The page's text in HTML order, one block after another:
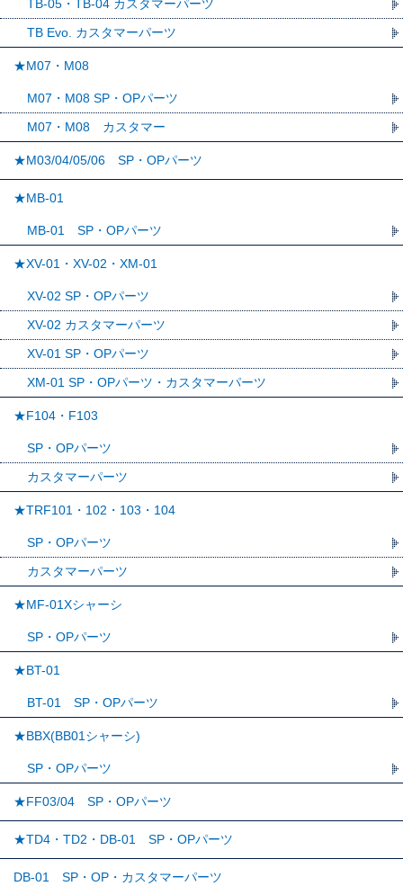
TB-05・TB-04 カスタマーパーツ
TB Evo. カスタマーパーツ
★M07・M08
M07・M08 SP・OPパーツ
M07・M08 カスタマー
★M03/04/05/06 SP・OPパーツ
★MB-01
MB-01 SP・OPパーツ
★XV-01・XV-02・XM-01
XV-02 SP・OPパーツ
XV-02 カスタマーパーツ
XV-01 SP・OPパーツ
XM-01 SP・OPパーツ・カスタマーパーツ
★F104・F103
SP・OPパーツ
カスタマーパーツ
★TRF101・102・103・104
SP・OPパーツ
カスタマーパーツ
★MF-01Xシャーシ
SP・OPパーツ
★BT-01
BT-01 SP・OPパーツ
★BBX(BB01シャーシ)
SP・OPパーツ
★FF03/04 SP・OPパーツ
★TD4・TD2・DB-01 SP・OPパーツ
DB-01 SP・OP・カスタマーパーツ